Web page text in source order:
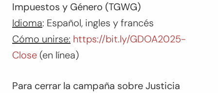
Impuestos y Género (TGWG)
Idioma: Español, ingles y francés
Cómo unirse: https://bit.ly/GDOA2025-
Close (en línea)
Para cerrar la campaña sobre Justicia